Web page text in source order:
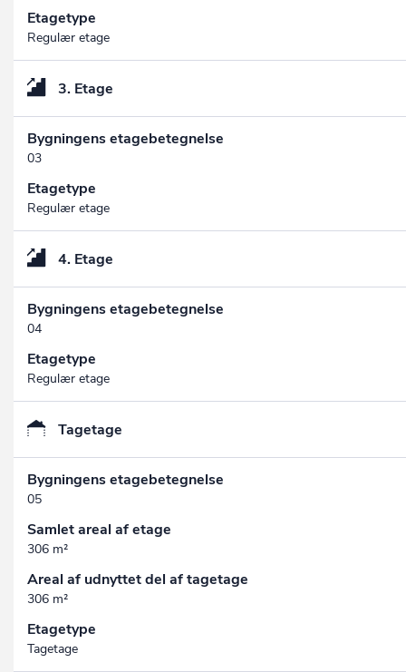
Etagetype
Regulær etage
3. Etage
Bygningens etagebetegnelse
03
Etagetype
Regulær etage
4. Etage
Bygningens etagebetegnelse
04
Etagetype
Regulær etage
Tagetage
Bygningens etagebetegnelse
05
Samlet areal af etage
306 m²
Areal af udnyttet del af tagetage
306 m²
Etagetype
Tagetage